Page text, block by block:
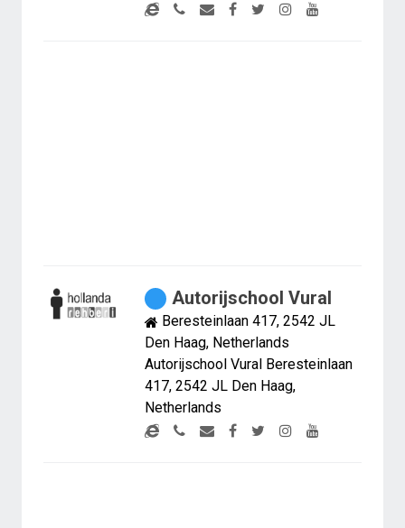
Autorijschool Vural
Beresteinlaan 417, 2542 JL
Den Haag, Netherlands
Autorijschool Vural Beresteinlaan
417, 2542 JL Den Haag,
Netherlands